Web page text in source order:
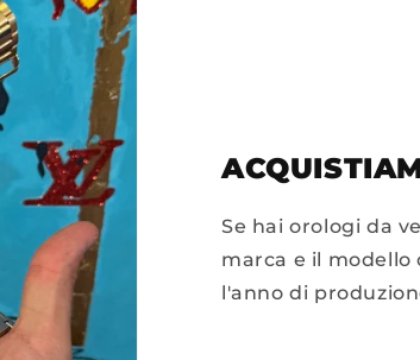
Se hai orologi da
marca e il modello
l'anno di